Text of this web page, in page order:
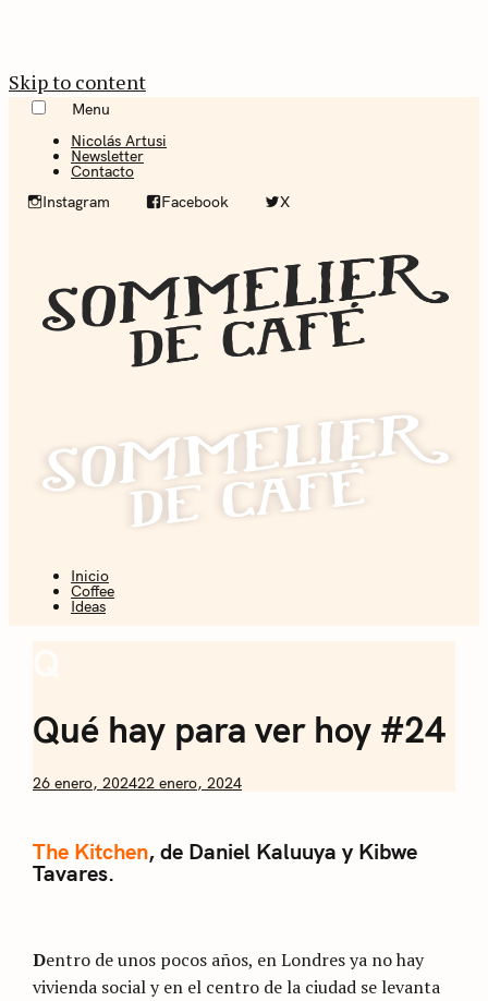
Skip to content
Menu
Nicolás Artusi
Newsletter
Contacto
Instagram
Facebook X
Café
Coffee + Ideas
Inicio
Coffee
Ideas
Qué hay para ver hoy #24
by
26 enero, 202422 enero, 2024
The Kitchen, de Daniel Kaluuya y Kibwe
Tavares.
Dentro de unos pocos años, en Londres ya no hay
vivienda social y en el centro de la ciudad se levanta